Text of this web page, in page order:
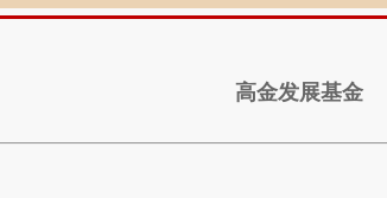
高金发展基金